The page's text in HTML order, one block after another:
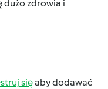
dużo zdrowia i
sięaby dodawać